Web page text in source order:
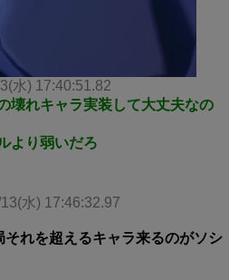
水) 17:40:51.82
壊れキャラ実装して大丈夫なの
より弱いだろ
水) 17:46:32.97
れを超えるキャラ来るのがソシ